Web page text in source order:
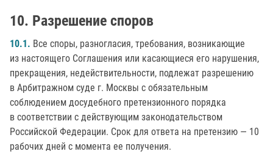
Разрешение споров
10.1. Все споры, разногласия, требования, возникающие
из настоящего Соглашения или касающиеся его нарушения,
прекращения, недействительности, подлежат разрешению
в Арбитражном суде г. Москвы с обязательным
соблюдением досудебного претензионного порядка
в соответствии с действующим законодательством
Российской Федерации. Срок для ответа на претензию — 10
рабочих дней с момента ее получения.